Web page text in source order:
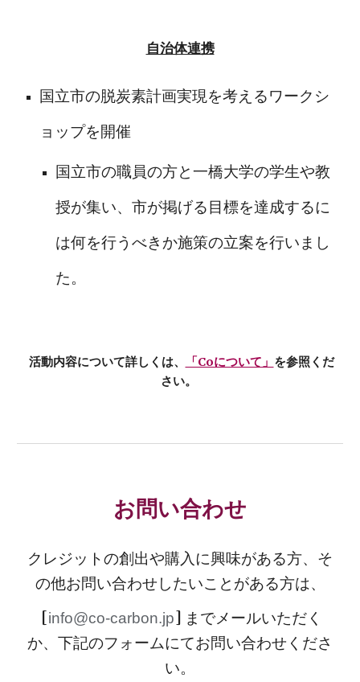
自治体連携
国立市の脱炭素計画実現を考えるワークシ
ョップを開催
国立市の職員の方と一橋大学の学生や教
授が集い、市が掲げる目標を達成するに
は何を行うべきか施策の立案を行いまし
た。
活動内容について詳しくは、 「Coについて」 を参照くだ
さい。
お問い合わせ
クレジットの創出や購入に興味がある方、そ
の他お問い合わせしたいことがある方は、
info@co-carbon.jp ] ま でメールいただく
か、 下記のフォームにてお問い合わせくださ
い。